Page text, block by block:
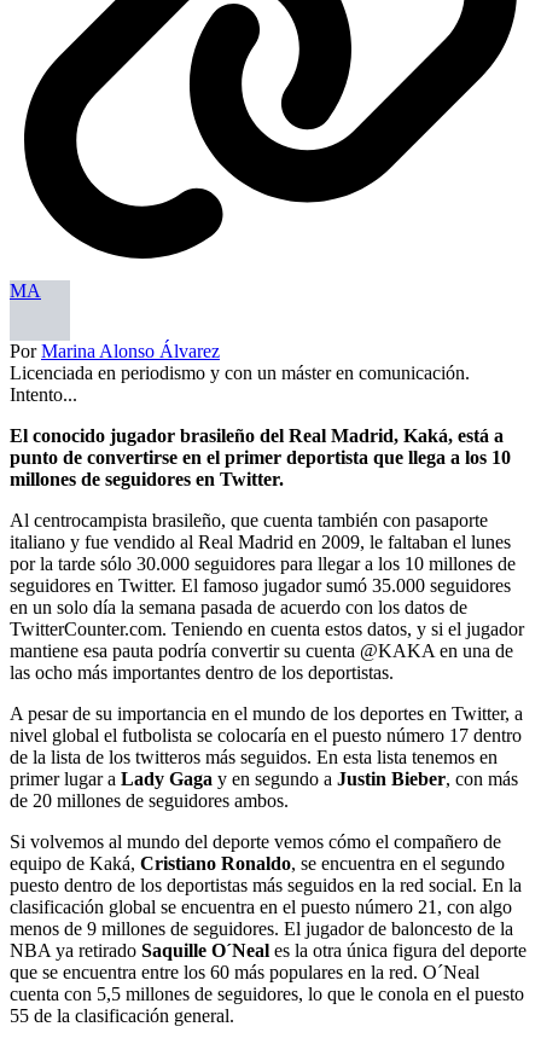
MA
PorMarina Alonso Álvarez
Licenciada en periodismo y con un máster en comunicación.
Intento...
El conocido jugador brasileño del Real Madrid, Kaká, está a
punto de convertirse en el primer deportista que llega a los 10
millones de seguidores en Twitter.
Al centrocampista brasileño, que cuenta también con pasaporte
italiano y fue vendido al Real Madrid en 2009, le faltaban el lunes
por la tarde sólo 30.000 seguidores para llegar a los 10 millones de
seguidores en Twitter. El famoso jugador sumó 35.000 seguidores
en un solo día la semana pasada de acuerdo con los datos de
TwitterCounter.com. Teniendo en cuenta estos datos, y si el jugador
mantiene esa pauta podría convertir su cuenta @KAKA en una de
las ocho más importantes dentro de los deportistas.
A pesar de su importancia en el mundo de los deportes en Twitter, a
nivel global el futbolista se colocaría en el puesto número 17 dentro
de la lista de los twitteros más seguidos. En esta lista tenemos en
primer lugar a Lady Gaga y en segundo a Justin Bieber, con más
de 20 millones de seguidores ambos.
Si volvemos al mundo del deporte vemos cómo el compañero de
equipo de Kaká, Cristiano Ronaldo, se encuentra en el segundo
puesto dentro de los deportistas más seguidos en la red social. En la
clasificación global se encuentra en el puesto número 21, con algo
menos de 9 millones de seguidores. El jugador de baloncesto de la
NBA ya retirado Saquille O´Neal es la otra única figura del deporte
que se encuentra entre los 60 más populares en la red. O´Neal
cuenta con 5,5 millones de seguidores, lo que le conola en el puesto
55 de la clasificación general.